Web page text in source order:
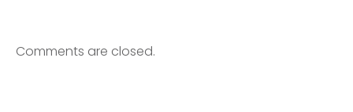
Comments are closed.